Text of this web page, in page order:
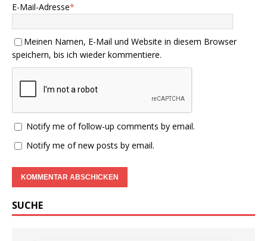
E-Mail-Adresse*
Meinen Namen, E-Mail und Website in diesem Browser
speichern, bis ich wieder kommentiere.
Notify me of follow-up comments by email.
Notify me of new posts by email.
SUCHE